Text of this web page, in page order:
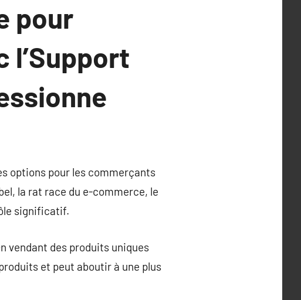
pour
l’Support
options pour les commerçants
la rat race du e-commerce, le
significatif.
vendant des produits uniques
et peut aboutir à une plus